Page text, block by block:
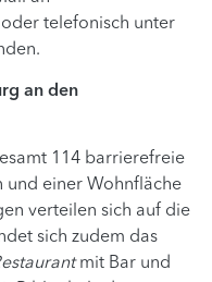
oder telefonisch unter
an den
114 barrierefreie
und einer Wohnfläche
verteilen sich auf die
sich zudem das
mit Bar und